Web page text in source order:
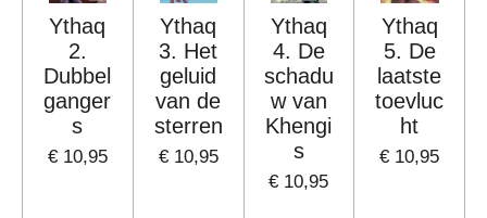
Ythaq
2.
Dubbel
ganger
s
€ 10,95
Ythaq
3. Het
geluid
van de
sterren
€ 10,95
Ythaq
4. De
schadu
w van
Khengi
s
€ 10,95
Ythaq
5. De
laatste
toevluc
ht
€ 10,95